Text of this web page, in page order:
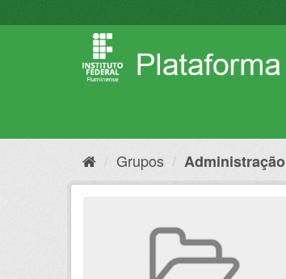
para
Grupos Administração